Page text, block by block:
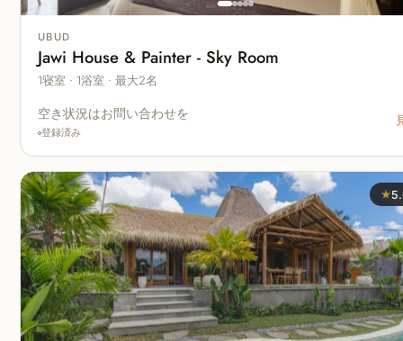
UBUD
Jawi House & Painter - Sky Room
1寝室 · 1浴室 · 最大2名
空き状況はお問い合わせを
登録済み
★